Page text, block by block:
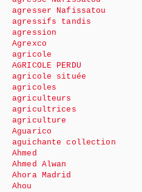
agresser Nafissatou
agressifs tandis
agression
Agrexco
agricole
AGRICOLE PERDU
agricole située
agricoles
agriculteurs
agricultrices
agriculture
Aguarico
aguichante collection
Ahmed
Ahmed Alwan
Ahora Madrid
Ahou